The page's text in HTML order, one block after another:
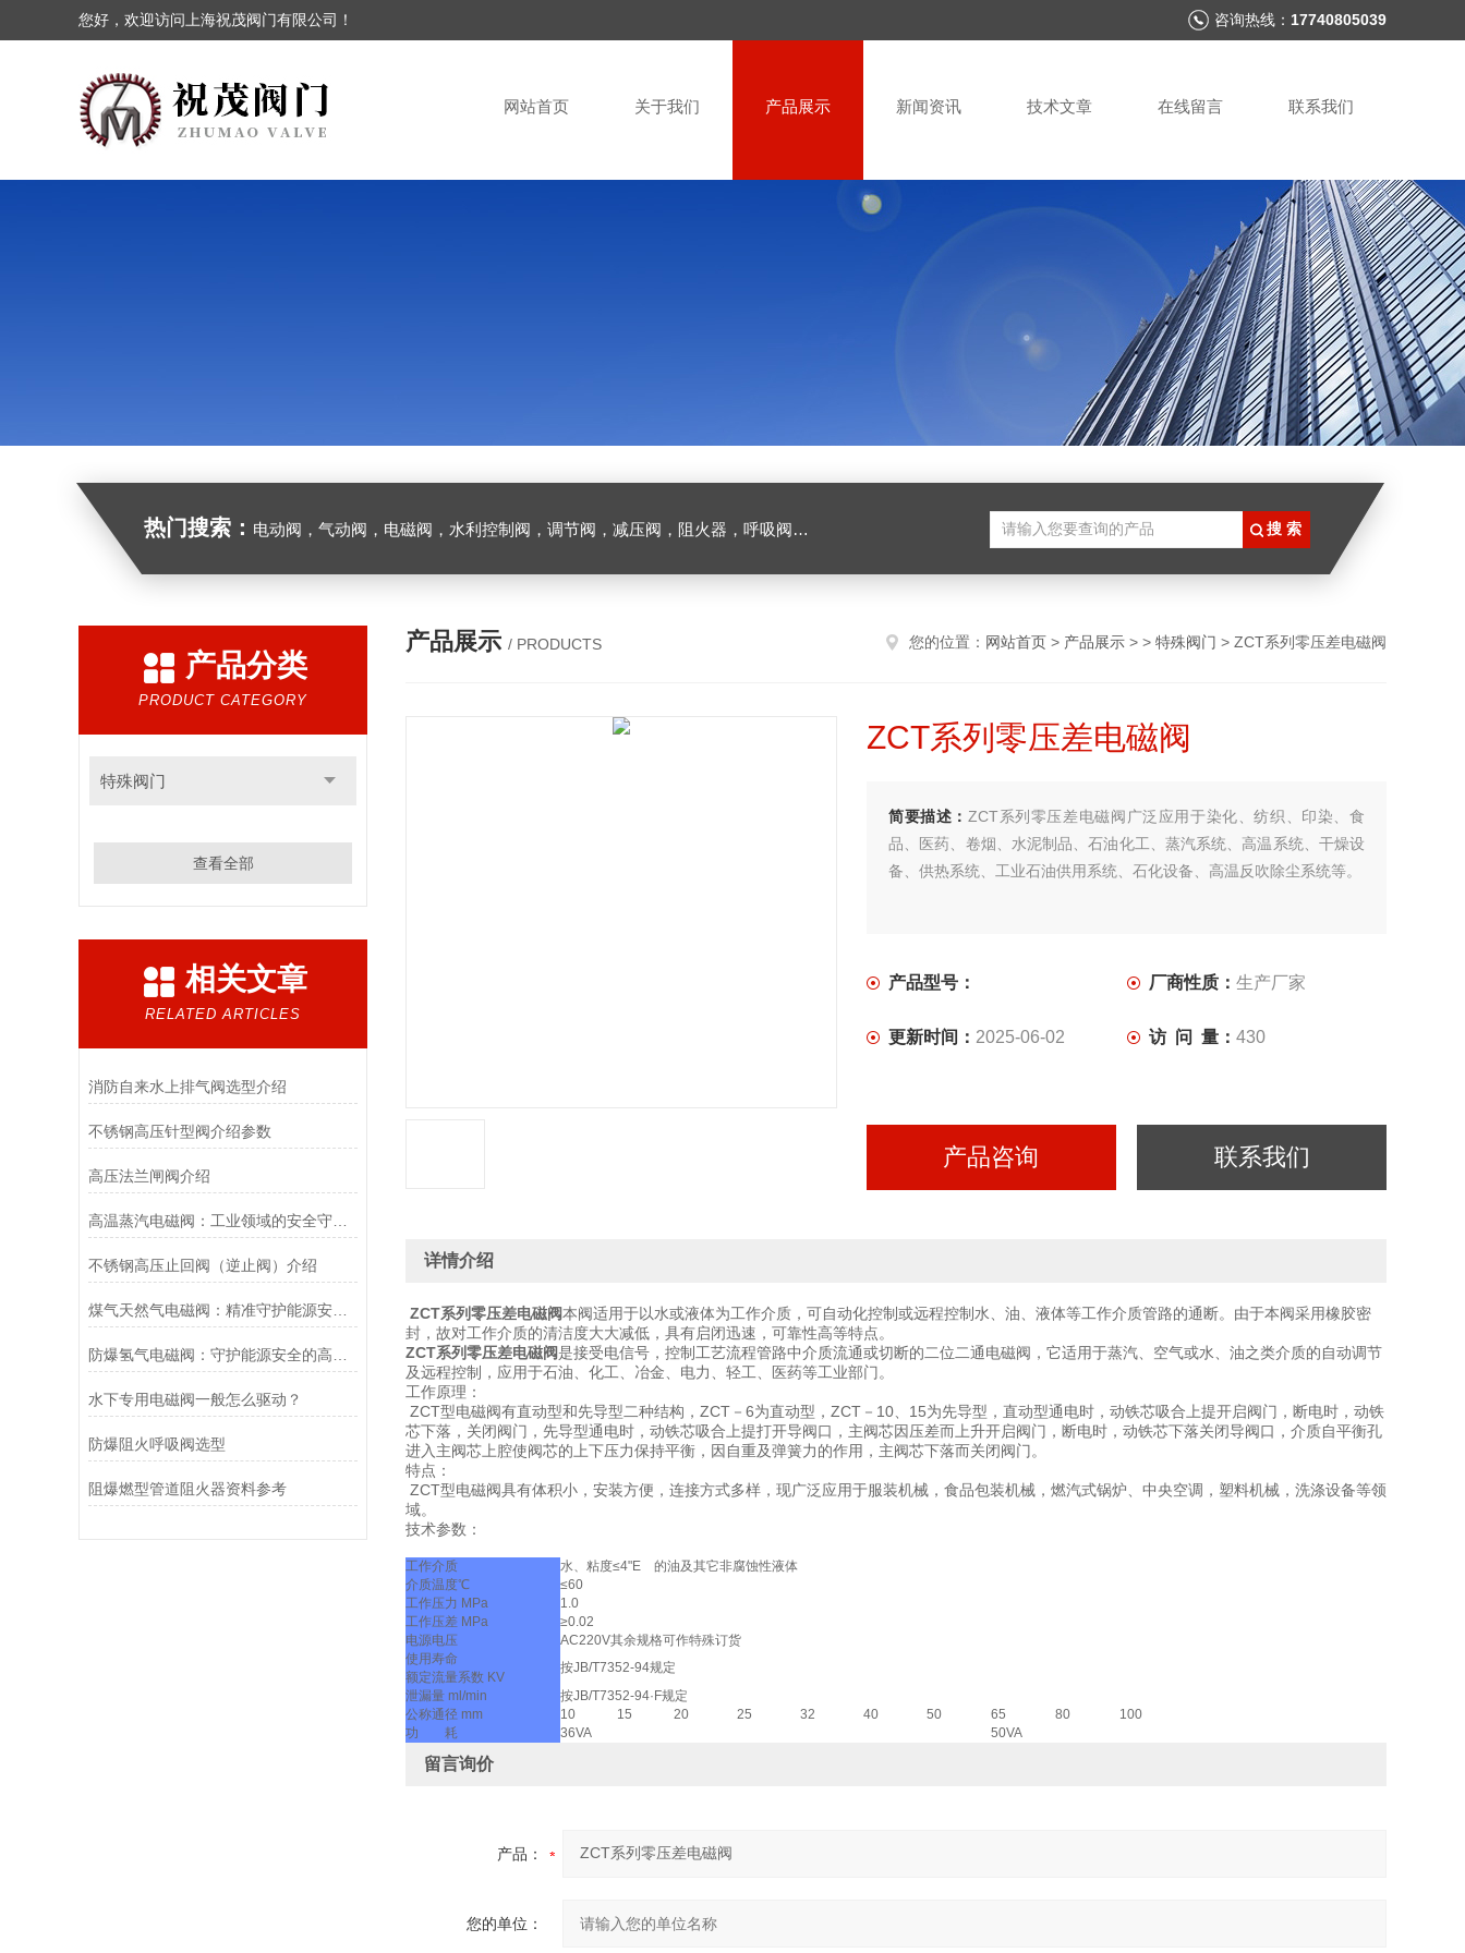
您好，欢迎访问上海祝茂阀门有限公司！ 咨询热线： 17740805039
网站首页 关于我们 产品展示 新闻资讯 技术文章 在线留言 联系我们
热门搜索： 电动阀，气动阀，电磁阀，水利控制阀，调节阀，减压阀，阻火器，呼吸阀，排气阀
产品分类
PRODUCT CATEGORY
特殊阀门
查看全部
相关文章
RELATED ARTICLES
消防自来水上排气阀选型介绍
不锈钢高压针型阀介绍参数
高压法兰闸阀介绍
不锈钢高压止回阀（逆止阀）介绍
煤气天然气电磁阀：精准守护能源安全的“调控卫士”
水下专用电磁阀一般怎么驱动？
防爆阻火呼吸阀选型
阻爆燃型管道阻火器资料参考
产品展示 / PRODUCTS 您的位置： 网站首页 > 产品展示 > > 特殊阀门 > ZCT系列零压差电磁阀
ZCT系列零压差电磁阀
简要描述： ZCT系列零压差电磁阀广泛应用于染化、纺织、印染、食
品、医药、卷烟、水泥制品、石油化工、蒸汽系统、高温系统、干燥设
备、供热系统、工业石油供用系统、石化设备、高温反吹除尘系统等。
产品型号： 厂商性质： 生产厂家
更新时间： 2025-06-02 访 问 量： 430
产品咨询 联系我们
详情介绍
ZCT系列零压差电磁阀本阀适用于以水或液体为工作介质，可自动化控制或远程控制水、油、液体等工作介质管路的通断。由于本阀采用橡胶密
封，故对工作介质的清洁度大大减低，具有启闭迅速，可靠性高等特点。
ZCT系列零压差电磁阀是接受电信号，控制工艺流程管路中介质流通或切断的二位二通电磁阀，它适用于蒸汽、空气或水、油之类介质的自动调节
及远程控制，应用于石油、化工、冶金、电力、轻工、医药等工业部门。
工作原理：
ZCT型电磁阀有直动型和先导型二种结构，ZCT－6为直动型，ZCT－10、15为先导型，直动型通电时，动铁芯吸合上提开启阀门，断电时，动铁
芯下落，关闭阀门，先导型通电时，动铁芯吸合上提打开导阀口，主阀芯因压差而上升开启阀门，断电时，动铁芯下落关闭导阀口，介质自平衡孔
进入主阀芯上腔使阀芯的上下压力保持平衡，因自重及弹簧力的作用，主阀芯下落而关闭阀门。
特点：
ZCT型电磁阀具有体积小，安装方便，连接方式多样，现广泛应用于服装机械，食品包装机械，燃汽式锅炉、中央空调，塑料机械，洗涤设备等领
域。
技术参数：
工作介质
水、粘度≤4"E 的油及其它非腐蚀性液体
介质温度℃
≤60
工作压力 MPa
1.0
工作压差 MPa
≥0.02
电源电压
AC220V其余规格可作特殊订货
使用寿命
按JB/T7352-94规定
额定流量系数 KV
泄漏量 ml/min
按JB/T7352-94·F规定
公称通径 mm
10 15 20 25 32 40 50 65 80
100
功 耗
36VA 50VA
留言询价
产品：
您的单位：